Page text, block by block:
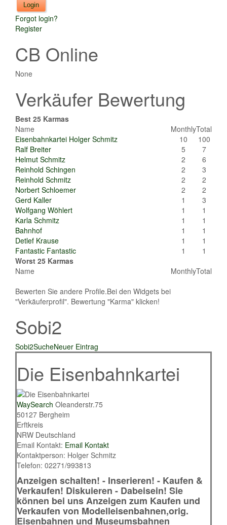
Forgot login?
Register
CB Online
None
Verkäufer Bewertung
Best 25 Karmas
Name
MonthlyTotal
Eisenbahnkartei Holger Schmitz
10
100
Ralf Breiter
5
7
Helmut Schmitz
2
6
Reinhold Schingen
2
3
Reinhold Schmitz
2
2
Norbert Schloemer
2
2
Gerd Kaller
1
3
Wolfgang Wöhlert
1
1
Karla Schmitz
1
1
Bahnhof
1
1
Detlef Krause
1
1
Fantastic Fantastic
1
1
Worst 25 Karmas
Name
MonthlyTotal
Bewerten Sie andere Profile.Bei den Widgets bei
"Verkäuferprofil". Bewertung "Karma" klicken!
Sobi2
Sobi2SucheNeuer Eintrag
Die Eisenbahnkartei
WaySearch Oleanderstr.75
50127 Bergheim
Erftkreis
NRW Deutschland
Email Kontakt: Email Kontakt
Kontaktperson: Holger Schmitz
Telefon: 02271/993813
Anzeigen schalten! - Inserieren! - Kaufen &
Verkaufen! Diskuieren - Dabeisein! Sie
können bei uns Anzeigen zum Kaufen und
Verkaufen von Modelleisenbahnen,orig.
Eisenbahnen und Museumsbahnen